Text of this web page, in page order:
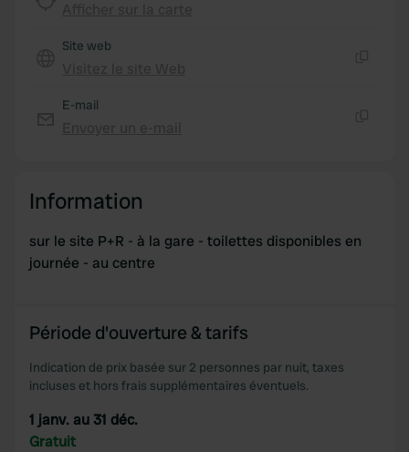
of their services.
Site web
E-mail
Information
sur le site P+R - à la gare - toilettes disponibles en
journée - au centre
Période d'ouverture & tarifs
Indication de prix basée sur 2 personnes par nuit, taxes
incluses et hors frais supplémentaires éventuels.
1 janv. au 31 déc.
Gratuit